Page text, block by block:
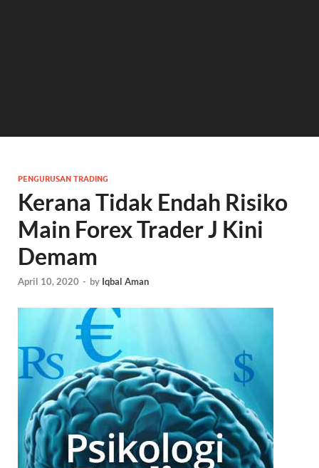
PENGURUSAN TRADING
Kerana Tidak Endah Risiko
Main Forex Trader J Kini
Demam
April 10, 2020 - by Iqbal Aman